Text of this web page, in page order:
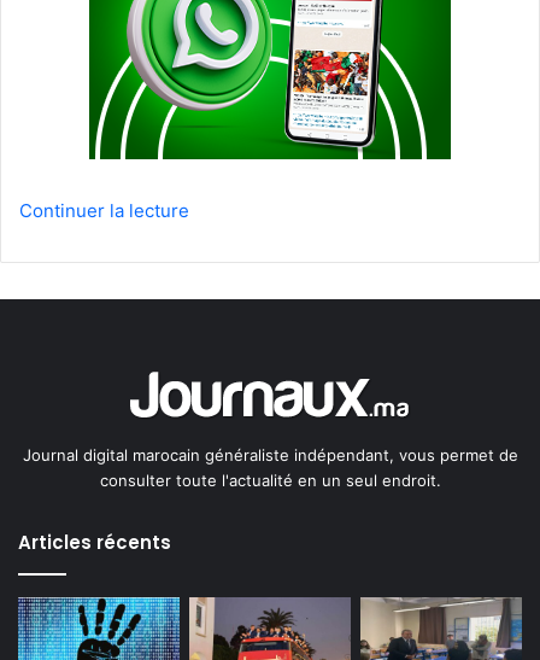
Continuer la lecture
Journal digital marocain généraliste indépendant, vous permet de
consulter toute l'actualité en un seul endroit.
Articles récents